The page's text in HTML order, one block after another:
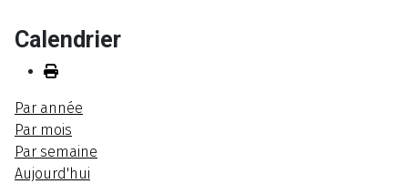
Calendrier
Par année
Par mois
Par semaine
Aujourd'hui